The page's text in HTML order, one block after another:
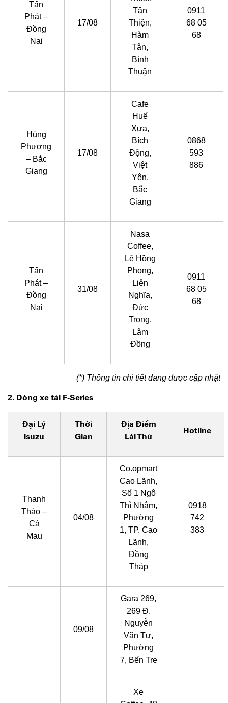
Tấn
Phát –
Đồng
Nai
17/08
Tân
Thiện,
Hàm
Tân,
Bình
Thuận
0911
68 05
68
Hùng
Phượng
– Bắc
Giang
17/08
Cafe
Huế
Xưa,
Bích
Động,
Việt
Yên,
Bắc
Giang
0868
593
886
Tấn
Phát –
Đồng
Nai
31/08
Nasa
Coffee,
Lê Hồng
Phong,
Liên
Nghĩa,
Đức
Trọng,
Lâm
Đồng
0911
68 05
68
(*) Thông tin chi tiết đang được cập nhật
2. Dòng xe tải F-Series
Đại Lý
Isuzu
Thời
Gian
Địa Điểm
Lái Thử
Hotline
Thanh
Thảo –
Cà
Mau
04/08
Co.opmart
Cao Lãnh,
Số 1 Ngô
Thì Nhậm,
Phường
1, TP. Cao
Lãnh,
Đồng
Tháp
0918
742
383
09/08
Gara 269,
269 Đ.
Nguyễn
Văn Tư,
Phường
7, Bến Tre
Xe